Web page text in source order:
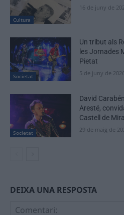
Cultura
16 de juny de
Societat
Un tribut als
les Jornades
Pietat
5 de juny de
Societat
David
Aresté,
Castell de
29 de maig de
DEIXA UNA RESPOSTA